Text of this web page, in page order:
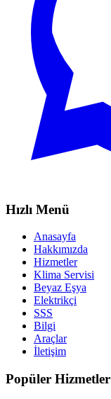
Hızlı Menü
Anasayfa
Hakkımızda
Hizmetler
Klima Servisi
Beyaz Eşya
Elektrikçi
SSS
Bilgi
Araçlar
İletişim
Popüler Hizmetler